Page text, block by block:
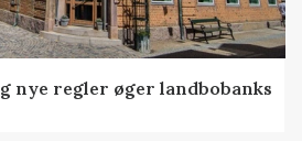
nye regler øger landbobanks